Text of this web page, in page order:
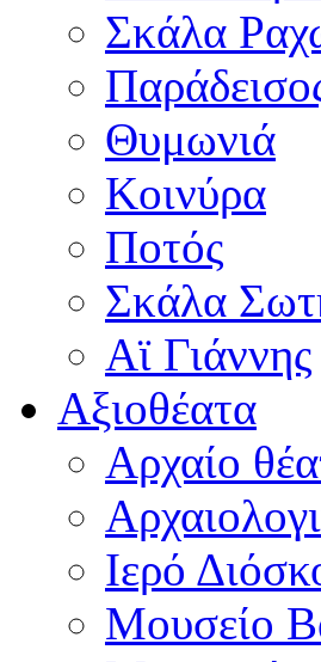
Σκάλα
Θυμωνιά
Κοινύρα
Ποτός
Σκάλα
Αϊ Γιάννης
Αξιοθέατα
Αρχαίο
Ιερό
Μουσείο